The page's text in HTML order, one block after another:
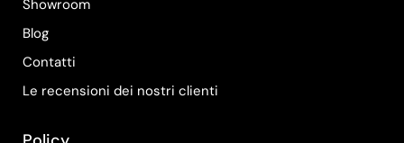
Showroom
Blog
Contatti
Le recensioni dei nostri clienti